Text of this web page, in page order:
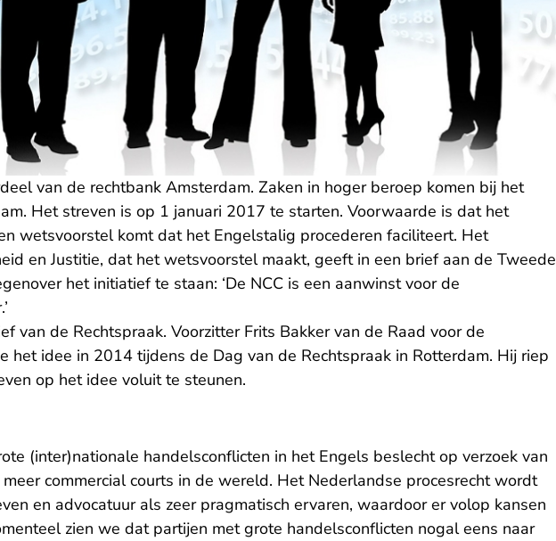
van de rechtbank Amsterdam. Zaken in hoger beroep komen bij het
Het streven is op 1 januari 2017 te starten. Voorwaarde is dat het
wetsvoorstel komt dat het Engelstalig procederen faciliteert. Het
en Justitie, dat het wetsvoorstel maakt, geeft in een brief aan de Tweede
het initiatief te staan: ‘De NCC is een aanwinst voor de
van de Rechtspraak. Voorzitter Frits Bakker van de Raad voor de
het idee in 2014 tijdens de Dag van de Rechtspraak in Rotterdam. Hij riep
op het idee voluit te steunen.
(inter)nationale handelsconflicten in het Engels beslecht op verzoek van
commercial courts in de wereld. Het Nederlandse procesrecht wordt
en advocatuur als zeer pragmatisch ervaren, waardoor er volop kansen
zien we dat partijen met grote handelsconflicten nogal eens naar